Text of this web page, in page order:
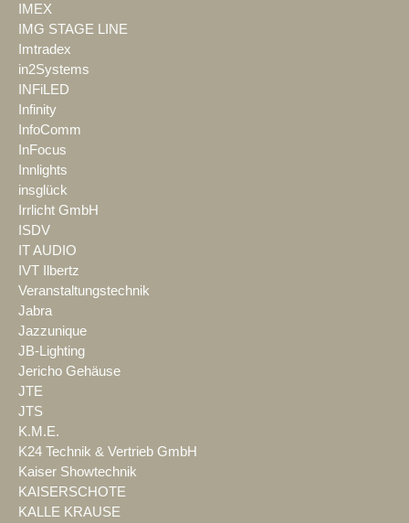
IMEX
IMG STAGE LINE
Imtradex
in2Systems
INFiLED
Infinity
InfoComm
InFocus
Innlights
insglück
Irrlicht GmbH
ISDV
IT AUDIO
IVT Ilbertz
Veranstaltungstechnik
Jabra
Jazzunique
JB-Lighting
Jericho Gehäuse
JTE
JTS
K.M.E.
K24 Technik & Vertrieb GmbH
Kaiser Showtechnik
KAISERSCHOTE
KALLE KRAUSE